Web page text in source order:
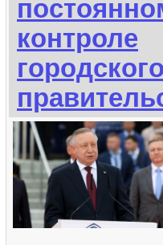
контроле